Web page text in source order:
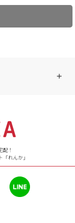
！
れんか」